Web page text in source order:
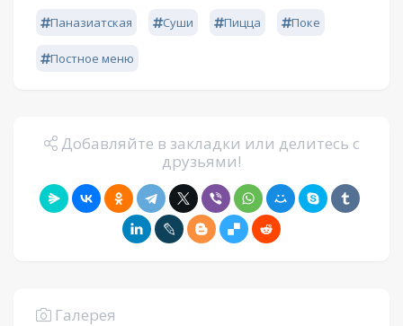
Паназиатская Суши Пицца Поке
Постное меню
Добавляйте в закладки или делитесь с
друзьями!
Галерея